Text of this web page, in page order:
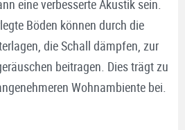
eine verbesserte Akustik sein.
Böden können durch die
die Schall dämpfen, zur
beitragen. Dies trägt zu
Wohnambiente bei.